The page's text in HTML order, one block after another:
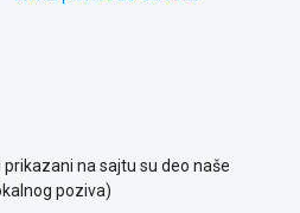
na sajtu su deo naše
poziva)